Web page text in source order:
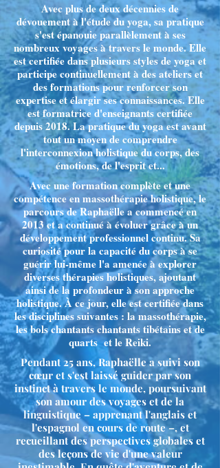
Avec plus de deux décennies de
dévouement à l'étude du yoga, sa pratique
s'est épanouie parallèlement à ses
nombreux voyages à travers le monde. Elle
est certifiée dans plusieurs styles de yoga et
participe continuellement à des ateliers et
des formations pour renforcer son
expertise et élargir ses connaissances. Elle
est formatrice d'enseignants certifiée
depuis 2018. La pratique du yoga est avant
tout un moyen de comprendre
l'interconnexion holistique du corps, des
émotions, de l'esprit et...
Avec une formation complète et une
compétence en massothérapie holistique, le
parcours de Raphaëlle a commencé en
2013 et a continué à évoluer grâce à un
développement professionnel continu. Sa
curiosité pour la capacité du corps à se
guérir lui-même l'a amenée à explorer
diverses thérapies holistiques, ajoutant
ainsi de la profondeur à son approche
holistique. À ce jour, elle est certifiée dans
les disciplines suivantes : la massothérapie,
les bols chantants chantants tibétains et de
quarts et le Reiki.
Pendant 25 ans, Raphaëlle a suivi son
cœur et s'est laissé guider par son
instinct à travers le monde, poursuivant
son amour des voyages et de la
linguistique – apprenant l'anglais et
l'espagnol en cours de route –, et
recueillant des perspectives globales et
des leçons de vie d'une valeur